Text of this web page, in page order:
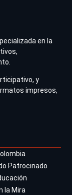
en la
y
impresos,
Patrocinado
la Mira